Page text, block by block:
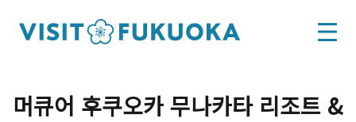
머큐어 후쿠오카 무나카타 리조트 &